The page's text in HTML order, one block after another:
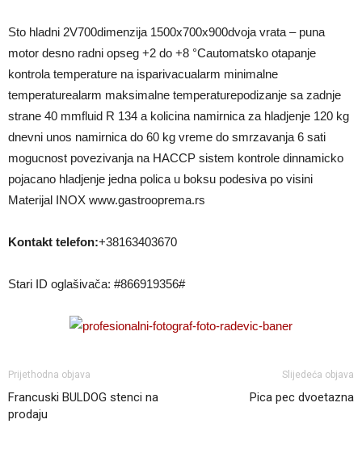
Sto hladni 2V700dimenzija 1500x700x900dvoja vrata – puna
motor desno radni opseg +2 do +8 °Cautomatsko otapanje
kontrola temperature na isparivacualarm minimalne
temperaturealarm maksimalne temperaturepodizanje sa zadnje
strane 40 mmfluid R 134 a kolicina namirnica za hladjenje 120 kg
dnevni unos namirnica do 60 kg vreme do smrzavanja 6 sati
mogucnost povezivanja na HACCP sistem kontrole dinnamicko
pojacano hladjenje jedna polica u boksu podesiva po visini
Materijal INOX www.gastrooprema.rs
Kontakt telefon:+38163403670
Stari ID oglašivača: #866919356#
Prijethodna objava
Francuski BULDOG stenci na
prodaju
Slijedeća objava
Pica pec dvoetazna